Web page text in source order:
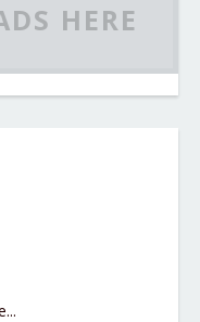
HERE